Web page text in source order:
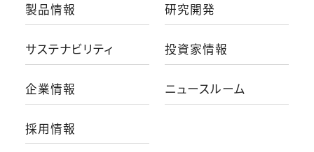
製品情報 研究開発
サステナビリティ 投資家情報
企業情報 ニュースルーム
採用情報